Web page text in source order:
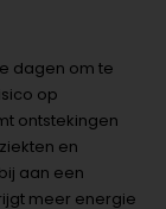
dagen om te
op
ontstekingen
en
aan een
meer energie